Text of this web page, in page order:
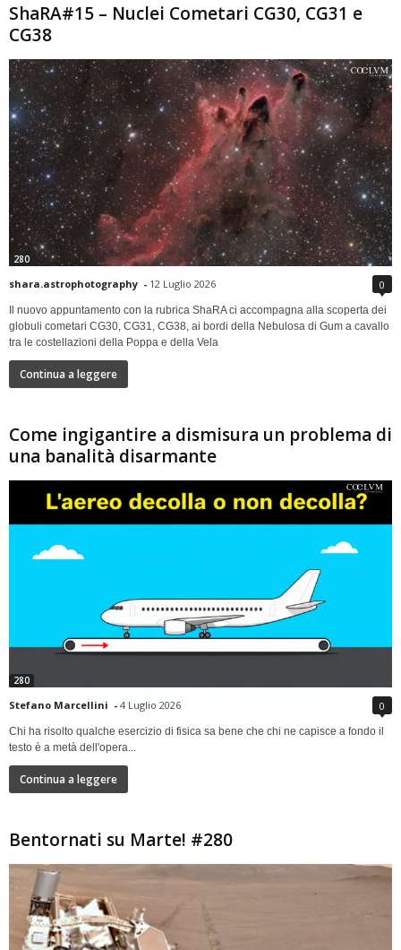
ShaRA#15 – Nuclei Cometari CG30, CG31 e
CG38
280
shara.astrophotography - 12 Luglio 2026 0
Il nuovo appuntamento con la rubrica ShaRA ci accompagna alla scoperta dei
globuli cometari CG30, CG31, CG38, ai bordi della Nebulosa di Gum a cavallo
tra le costellazioni della Poppa e della Vela
Continua a leggere
Come ingigantire a dismisura un problema di
una banalità disarmante
280
Stefano Marcellini - 4 Luglio 2026 0
Chi ha risolto qualche esercizio di fisica sa bene che chi ne capisce a fondo il
testo è a metà dell'opera...
Continua a leggere
Bentornati su Marte! #280